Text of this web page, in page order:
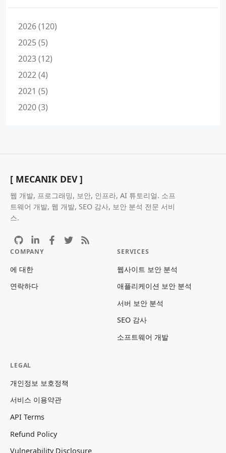
2026 (120)
2025 (5)
2023 (12)
2022 (4)
2021 (5)
2020 (3)
[ MECANIK DEV ]
웹 개발, 프로그래밍, 보안, 인프라, AI 튜토리얼. 소프
트웨어 개발, 웹 개발, SEO 감사, 보안 분석 전문 서비
스.
COMPANY
에 대한
연락하다
SERVICES
웹사이트 보안 분석
애플리케이션 보안 분석
서버 보안 분석
SEO 감사
소프트웨어 개발
LEGAL
개인정보 보호정책
서비스 이용약관
API Terms
Refund Policy
Vulnerability Disclosure